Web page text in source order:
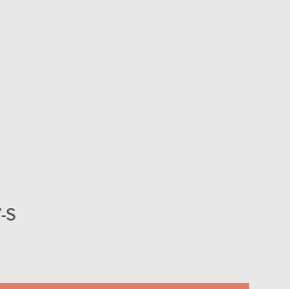
S